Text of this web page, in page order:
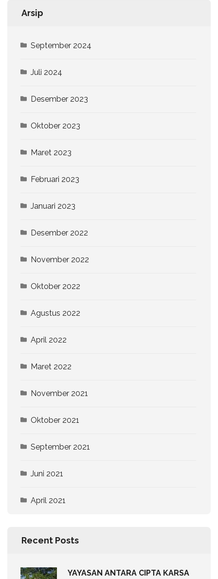
Arsip
September 2024
Juli 2024
Desember 2023
Oktober 2023
Maret 2023
Februari 2023
Januari 2023
Desember 2022
November 2022
Oktober 2022
Agustus 2022
April 2022
Maret 2022
November 2021
Oktober 2021
September 2021
Juni 2021
April 2021
Recent Posts
YAYASAN ANTARA CIPTA KARSA